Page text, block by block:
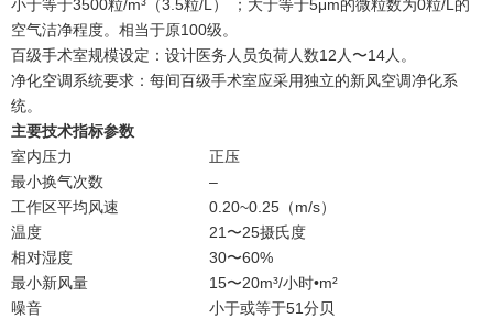
小于等于3500粒/m³（3.5粒/L） ；大于等于5μm的微粒数为0粒/L的
空气洁净程度。相当于原100级。
百级手术室规模设定：设计医务人员负荷人数12人〜14人。
净化空调系统要求：每间百级手术室应采用独立的新风空调净化系
统。
主要技术指标参数
室内压力
正压
最小换气次数
–
工作区平均风速
0.20~0.25（m/s）
温度
21〜25摄氏度
相对湿度
30〜60%
最小新风量
15〜20m³/小时•m²
噪音
小于或等于51分贝